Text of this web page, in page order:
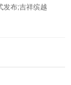
发布;吉祥缤越